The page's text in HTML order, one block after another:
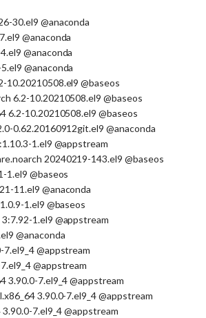
30.el9 @anaconda
@anaconda
@anaconda
@anaconda
10.20210508.el9 @baseos
6.2-10.20210508.el9 @baseos
6.2-10.20210508.el9 @baseos
0.62.20160912git.el9 @anaconda
1.el9 @appstream
20240219-143.el9 @baseos
1.el9 @baseos
11.el9 @anaconda
1.el9 @baseos
1.el9 @appstream
@anaconda
@appstream
@appstream
3.90.0-7.el9_4 @appstream
3.90.0-7.el9_4 @appstream
7.el9_4 @appstream